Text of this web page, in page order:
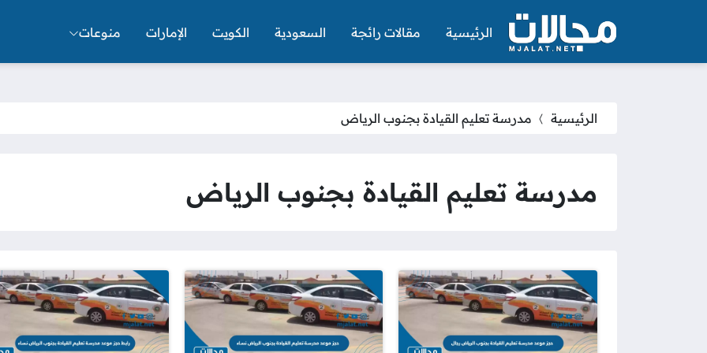
الرئيسية مقالات رائجة السعودية الكويت الإمارات منوعات
الرئيسية مدرسة تعليم القيادة بجنوب الرياض
مدرسة تعليم القيادة بجنوب الرياض